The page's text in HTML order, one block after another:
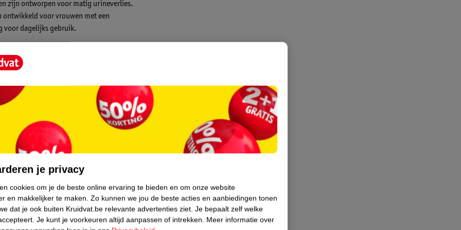
zijn ontworpen voor matig urineverlies.
ontwikkeld voor vrouwen met een
voor dagelijks gebruik.
goed vocht op, zodat je altijd een
een breed assortiment producten voor
kan van grote invloed zijn op het
mannen en vrouwen te maken met
je privacy
cookies om je de beste online ervaring te bieden en om onze website
en makkelijker te maken. Zo kunnen we jou de beste acties en aanbiedingen tonen
dat je ook buiten Kruidvat.be relevante advertenties ziet. Je bepaalt zelf welke
Je kunt je voorkeuren altijd aanpassen of intrekken. Meer informatie over